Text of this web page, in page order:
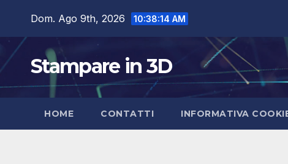
contenuto
Dom. Ago 9th, 2026 10:38:16 AM
Stampare in 3D
HOME CONTATTI INFORMATIVA